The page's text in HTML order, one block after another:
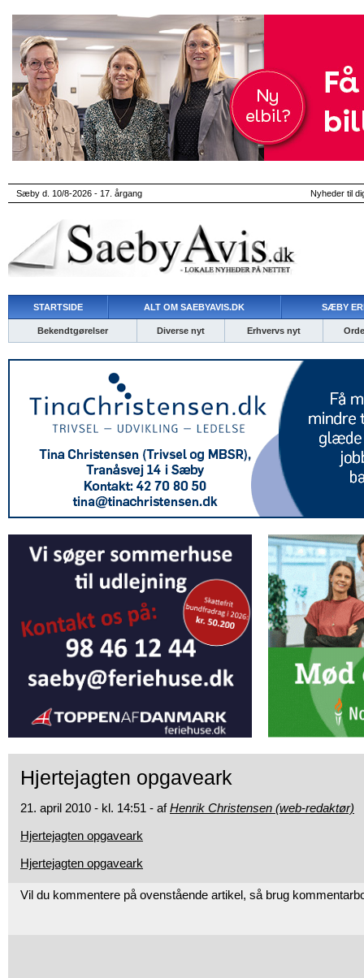
Sæby d. 10/8-2026 - 17. årgang Nyheder til
STARTSIDE ALT OM SAEBYAVIS.DK SÆBY
Bekendtgørelser Diverse nyt Erhvervs nyt
Hjertejagten opgaveark
21. april 2010 - kl. 14:51 - afHenrik Christensen (web-redaktør)
Hjertejagten opgaveark
Hjertejagten opgaveark
Vil du kommentere på ovenstående artikel, så brug